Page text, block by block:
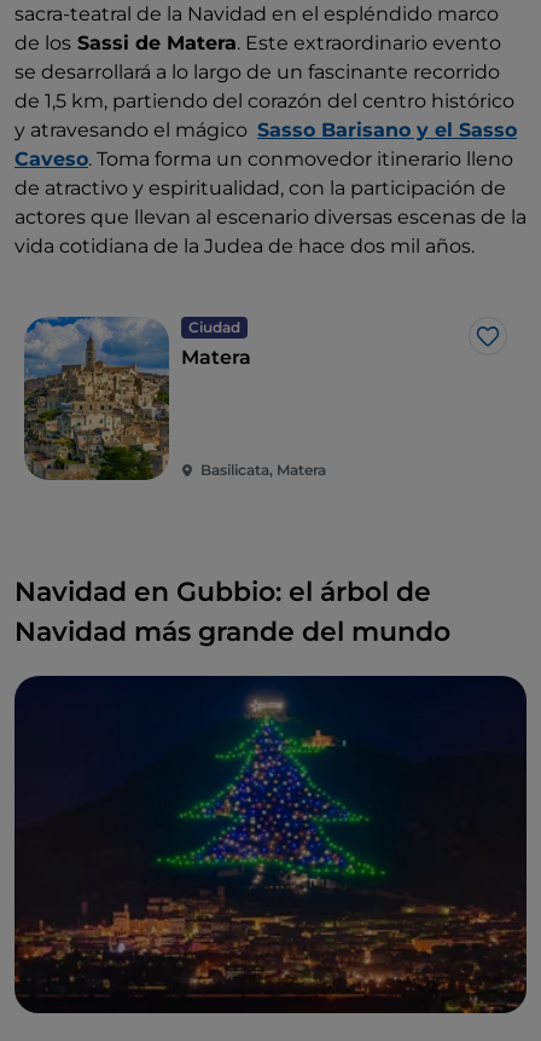
sacra-teatral de la Navidad en el espléndido marco
de los Sassi de Matera. Este extraordinario evento
se desarrollará a lo largo de un fascinante recorrido
de 1,5 km, partiendo del corazón del centro histórico
y atravesando el mágico Sasso Barisano y el Sasso
Caveso. Toma forma un conmovedor itinerario lleno
de atractivo y espiritualidad, con la participación de
actores que llevan al escenario diversas escenas de la
vida cotidiana de la Judea de hace dos mil años.
Ciudad
Me
Matera
Basilicata, Matera
Navidad en Gubbio: el árbol de
Navidad más grande del mundo